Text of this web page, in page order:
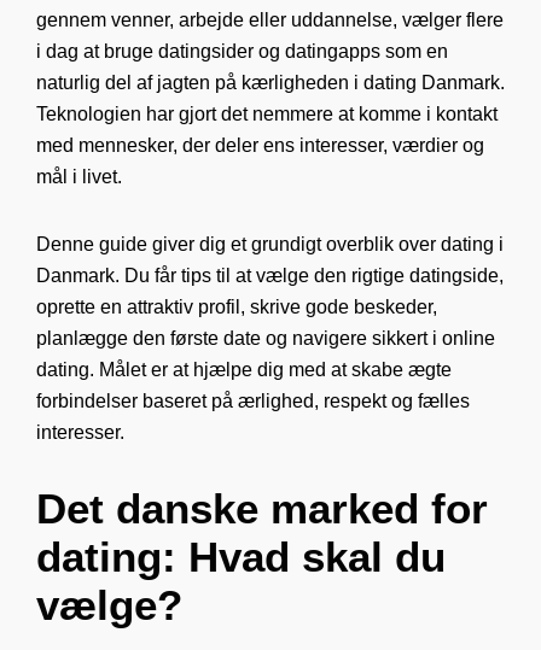
gennem venner, arbejde eller uddannelse, vælger flere
i dag at bruge datingsider og datingapps som en
naturlig del af jagten på kærligheden i dating Danmark.
Teknologien har gjort det nemmere at komme i kontakt
med mennesker, der deler ens interesser, værdier og
mål i livet.
Denne guide giver dig et grundigt overblik over dating i
Danmark. Du får tips til at vælge den rigtige datingside,
oprette en attraktiv profil, skrive gode beskeder,
planlægge den første date og navigere sikkert i online
dating. Målet er at hjælpe dig med at skabe ægte
forbindelser baseret på ærlighed, respekt og fælles
interesser.
Det danske marked for
dating: Hvad skal du
vælge?